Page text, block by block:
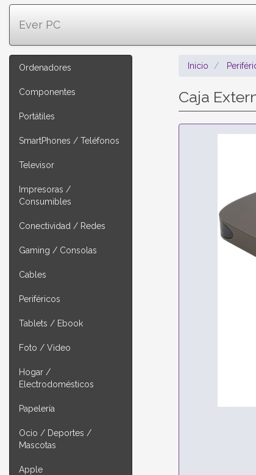
Ever PC
Ordenadores
Componentes
Portátiles
SmartPhones / Teléfonos
Televisor
Impresoras /
Consumibles
Conectividad / Redes
Gaming / Consolas
Cables
Periféricos
Tablets / Ebook
Foto / Video
Hogar /
Electrodomésticos
Papelería
Ocio / Deportes /
Mascotas
Apple
Inicio
Caja